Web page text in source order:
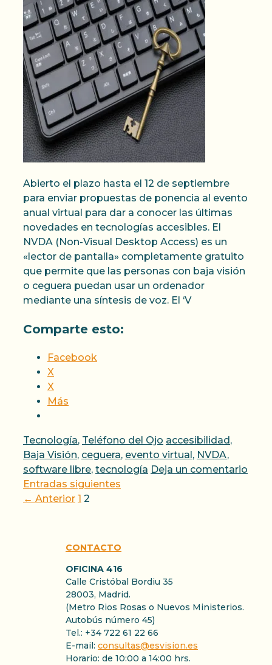
Abierto el plazo hasta el 12 de septiembre
para enviar propuestas de ponencia al evento
anual virtual para dar a conocer las últimas
novedades en tecnologías accesibles. El
NVDA (Non-Visual Desktop Access) es un
«lector de pantalla» completamente gratuito
que permite que las personas con baja visión
o ceguera puedan usar un ordenador
mediante una síntesis de voz. El ‘V
Comparte esto:
Facebook
X
X
Más
Categorías
Tecnología, Teléfono del Ojo Etiquetas
accesibilidad ,
Baja Visión, ceguera, evento virtual , NVDA,
software libre, tecnología Deja un comentario
Entradas siguientes
← Anterior Página
1 Página
2
CONTACTO
OFICINA 416
Calle Cristóbal Bordiu 35
28003, Madrid.
(Metro Rios Rosas o Nuevos Ministerios.
Autobús número 45)
Tel.: +34 722 61 22 66
E-mail: consultas@esvision.es
Horario: de 10:00 a 14:00 hrs.